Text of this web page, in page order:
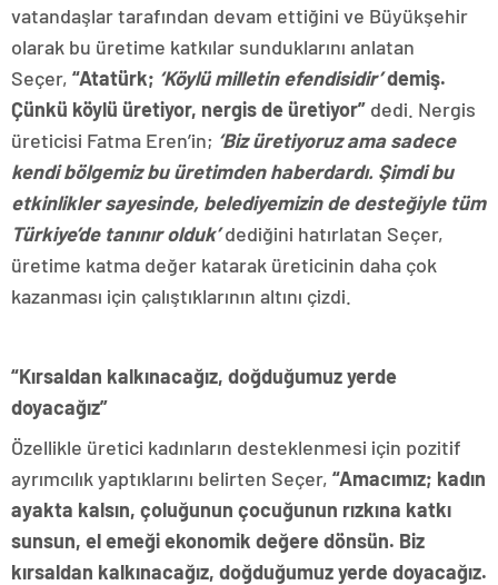
vatandaşlar tarafından devam ettiğini ve Büyükşehir
olarak bu üretime katkılar sunduklarını anlatan
Seçer, “Atatürk; ‘Köylü milletin efendisidir’demiş.
Çünkü köylü üretiyor, nergis de üretiyor” dedi. Nergis
üreticisi Fatma Eren’in; ‘Biz üretiyoruz ama sadece
kendi bölgemiz bu üretimden haberdardı. Şimdi bu
etkinlikler sayesinde, belediyemizin de desteğiyle tüm
Türkiye’de tanınır olduk’dediğini hatırlatan Seçer,
üretime katma değer katarak üreticinin daha çok
kazanması için çalıştıklarının altını çizdi.
“Kırsaldan kalkınacağız, doğduğumuz yerde
doyacağız”
Özellikle üretici kadınların desteklenmesi için pozitif
ayrımcılık yaptıklarını belirten Seçer, “Amacımız; kadın
ayakta kalsın, çoluğunun çocuğunun rızkına katkı
sunsun, el emeği ekonomik değere dönsün. Biz
kırsaldan kalkınacağız, doğduğumuz yerde doyacağız.